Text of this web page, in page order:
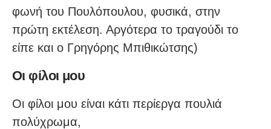
φωνή του Πουλόπουλου, φυσικά, στην
πρώτη εκτέλεση. Αργότερα το τραγούδι το
είπε και ο Γρηγόρης Μπιθικώτσης)
Οι φίλοι μου
Οι φίλοι μου είναι κάτι περίεργα πουλιά
πολύχρωμα,